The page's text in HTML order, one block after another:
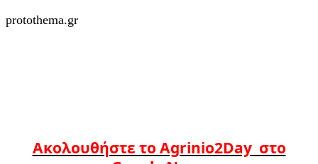
protothema.gr
Ακολουθήστε το Agrinio2Day στο